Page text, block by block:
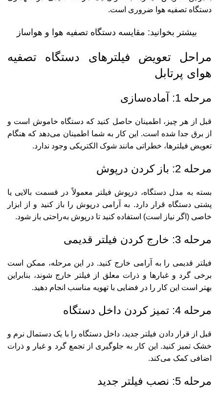
دستگاه تصفیه هوا ضروری است.
بیشتر بخوانید: مقایسه دستگاه تصفیه هوا و هواساز
مراحل تعویض فیلترهای دستگاه تصفیه
هوای پرتابل
مرحله 1: آماده‌سازی
قبل از هر چیز، اطمینان حاصل کنید که دستگاه خاموش است و
از برق جدا شده است. این کار به شما اطمینان می‌دهد که هنگام
تعویض فیلترها، خطراتی مانند شوک الکتریکی وجود ندارد.
مرحله 2: باز کردن درپوش
بسته به مدل دستگاه، درپوش فیلتر معمولاً در قسمت بالایی یا
پشتی دستگاه قرار دارد. به آرامی درپوش را باز کنید و از ابزار
خاصی (اگر نیاز است) استفاده کنید تا درپوش به‌راحتی باز شود.
مرحله 3: خارج کردن فیلتر قدیمی
فیلتر قدیمی را به آرامی خارج کنید. در این مرحله، ممکن است
برخی گرد و غبارها و ذرات معلق از فیلتر خارج شوند، بنابراین
بهتر است این کار را در فضایی با تهویه مناسب انجام دهید.
مرحله 4: تمیز کردن داخل دستگاه
قبل از قرار دادن فیلتر جدید، داخل دستگاه را با یک دستمال نرم و
خشک تمیز کنید. این کار به جلوگیری از تجمع گرد و غبار و ذرات
اضافی کمک می‌کند.
مرحله 5: نصب فیلتر جدید